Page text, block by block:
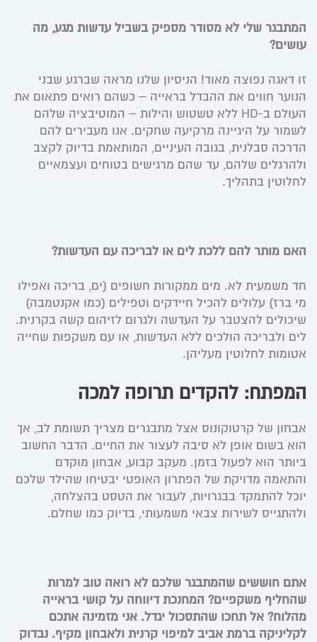
המתבגר שלי לא מסודר מספיק בשביל עדשות מגע, מה
עושים?
זו דאגה נפוצה מאוד! הניסיון שלנו מראה שברגע שבני
הנוער חווים את ההבדל בראייה – כשהם רואים פתאום את
העולם ב-HD ללא טשטוש והילות – המוטיבציה שלהם
לשמור על היגיינה מרקיעה שחקים. אנו מעבירים להם
הדרכה סבלנית, בגובה העיניים, המותאמת בדיוק לקצב
ולהרגלים שלהם, עד שהם מרגישים בטוחים ועצמאיים
לחלוטין בתהליך.
האם מותר להם ללכת לים או לבריכה עם העדשות?
חד משמעית לא. מים ממקורות חשופים (ים, בריכה ואפילו
מי ברז) עלולים להכיל חיידקים וטפילים (כמו אקנטמבה)
שיכולים להצטבר על העדשה ולגרום לזיהום קשה בקרנית.
לים ולבריכה הולכים ללא העדשות, או עם משקפות שחייה
אטומות לחלוטין מעליהן.
המפתח: להקדים תרופה למכה
אבחון של קרטוקונוס אצל מתבגרים מצריך תשומת לב, אך
הוא בשום אופן לא סיבה לעצור את החיים. הדבר החשוב
ביותר הוא לפעול בזמן. מעקב קבוע, אבחון מוקדם
והתאמה מדויקת של הפתרון האופטי יבטיחו שהילד שלכם
יוכל להתמקד בבגרויות, לעבור את הטסט בהצלחה,
ולהתגייס לשירות צבאי משמעותי, בדיוק כמו שחלם.
אתם חוששים שהמתבגר שלכם לא רואה טוב למרות
שהחליף משקפיים? המחנכת דיווחה על קושי בראייה
מהלוח? אל תחכו שהתסכול יגדל. אני מזמינה אתכם
לקליניקה ברמת אביב למיפוי קרנית ולאבחון מקיף. נבדוק